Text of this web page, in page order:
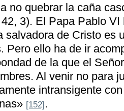
no quebrar la caña
3). El Papa Pablo VI
salvadora de Cristo es
Pero ello ha de ir
de la que el
Al venir no para
intransigente
[152] .